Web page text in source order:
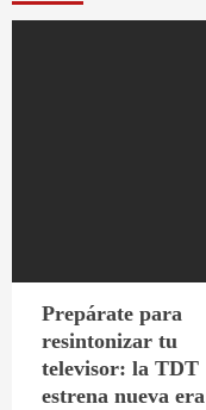
Prepárate para
resintonizar tu
televisor: la TDT
estrena nueva era